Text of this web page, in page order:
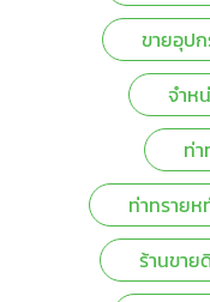
ขายอุป
จำห
ท่
ท่าทราย
ร้านขา